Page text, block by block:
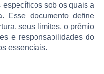
sob os quais a
Esse documento define
seus limites, o prêmio
e responsabilidades do
essenciais​​.